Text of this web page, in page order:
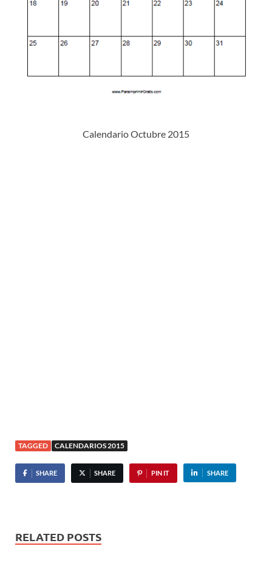
Calendario Octubre 2015
TAGGED CALENDARIOS 2015
SHARE SHARE PIN IT SHARE
RELATED POSTS